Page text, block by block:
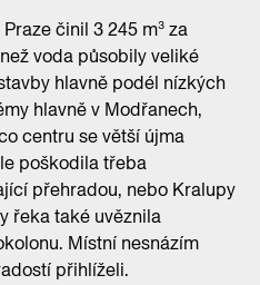
činil 3 245 m³ za
voda působily veliké
hlavně podél nízkých
hlavně v Modřanech,
centru se větší újma
poškodila třeba
přehradou, nebo Kralupy
řeka také uvěznila
Místní nesnázím
přihlíželi.